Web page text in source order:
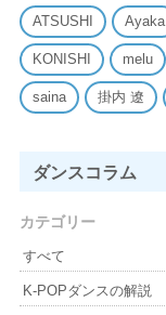
ATSUSHI Ayaka
KONISHI melu
saina 掛内 遼
ダンスコラム
カテゴリー
すべて
K-POPダンスの解説